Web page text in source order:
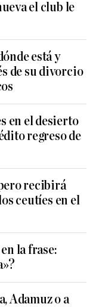
el club le
está y
de su divorcio
en el desierto
regreso de
recibirá
ceutíes en el
la frase:
Adamuz o a